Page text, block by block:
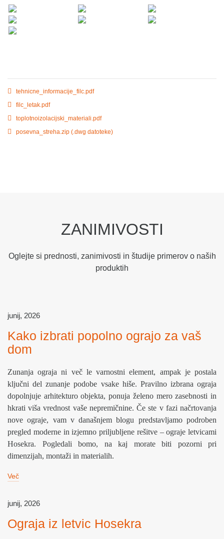
tehnicne_informacije_filc.pdf
filc_letak.pdf
toplotnoizolacijski_materiali.pdf
posevna_streha.zip (.dwg datoteke)
ZANIMIVOSTI
Oglejte si prednosti, zanimivosti in študije primerov o naših
produktih
junij, 2026
Kako izbrati popolno ograjo za vaš
dom
Zunanja ograja ni več le varnostni element, ampak je postala
ključni del zunanje podobe vsake hiše. Pravilno izbrana ograja
dopolnjuje arhitekturo objekta, ponuja želeno mero zasebnosti in
hkrati viša vrednost vaše nepremičnine. Če ste v fazi načrtovanja
nove ograje, vam v današnjem blogu predstavljamo podroben
pregled moderne in izjemno priljubljene rešitve – ograje letvicami
Hosekra. Pogledali bomo, na kaj morate biti pozorni pri
dimenzijah, montaži in materialih.
Več
junij, 2026
Ograja iz letvic Hosekra